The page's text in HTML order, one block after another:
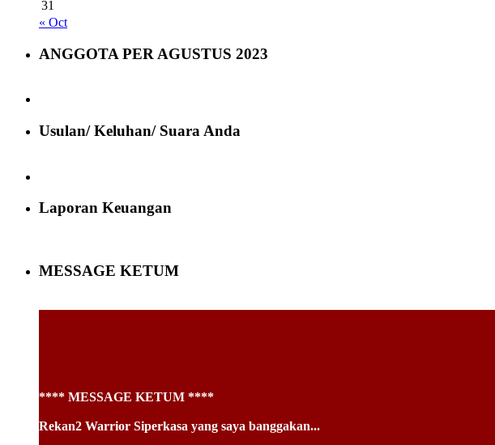
31
« Oct
ANGGOTA PER AGUSTUS 2023
Usulan/ Keluhan/ Suara Anda
Laporan Keuangan
MESSAGE KETUM